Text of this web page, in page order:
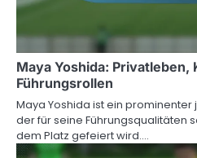
Maya Yoshida: Privatleben,
Führungsrollen
Maya Yoshida ist ein
der für seine Führungsqualitäten
dem Platz gefeiert wird.…